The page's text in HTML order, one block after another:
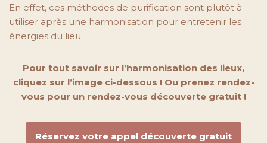
En effet, ces méthodes de purification sont plutôt à
utiliser après une harmonisation pour entretenir les
énergies du lieu.
Pour tout savoir sur l’harmonisation des lieux,
cliquez sur l’image ci-dessous ! Ou prenez rendez-
vous pour un rendez-vous découverte gratuit !
Réservez votre appel découverte gratuit